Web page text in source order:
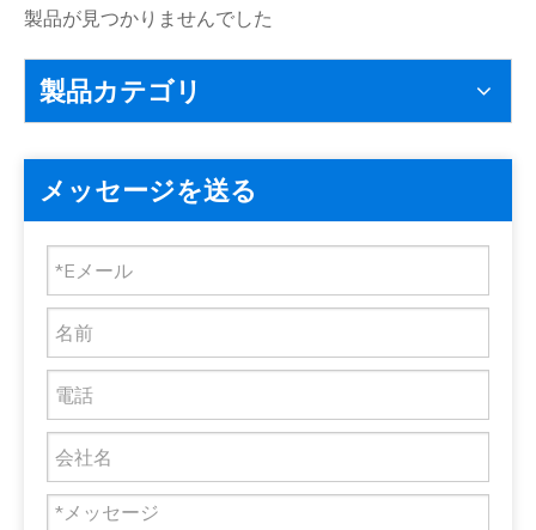
製品が見つかりませんでした
製品カテゴリ
メッセージを送る